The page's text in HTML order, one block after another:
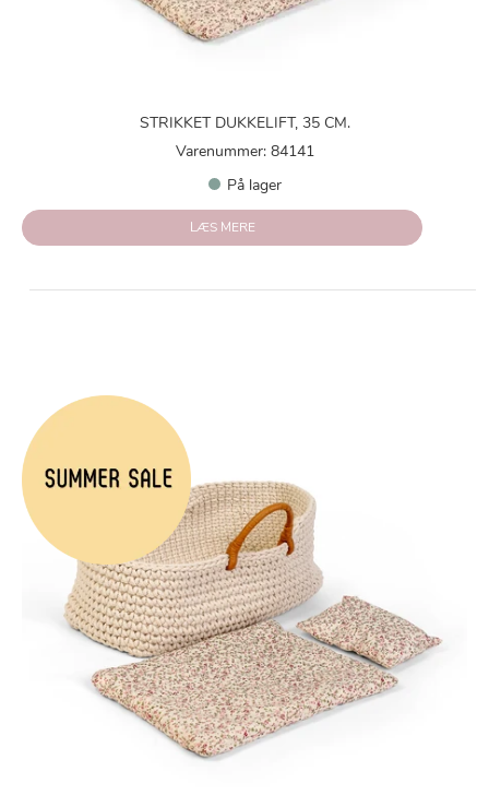
STRIKKET DUKKELIFT, 35 CM.
Varenummer: 84141
På lager
LÆS MERE